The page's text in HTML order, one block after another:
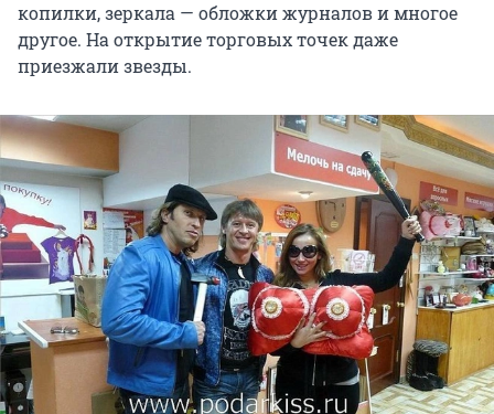
копилки, зеркала — обложки журналов и многое
другое. На открытие торговых точек даже
приезжали звезды.